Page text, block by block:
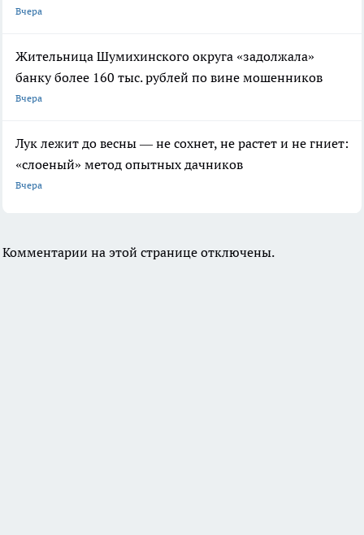
Вчера
Жительница Шумихинского округа «задолжала»
банку более 160 тыс. рублей по вине мошенников
Вчера
Лук лежит до весны — не сохнет, не растет и не гниет:
«слоеный» метод опытных дачников
Вчера
Комментарии на этой странице отключены.